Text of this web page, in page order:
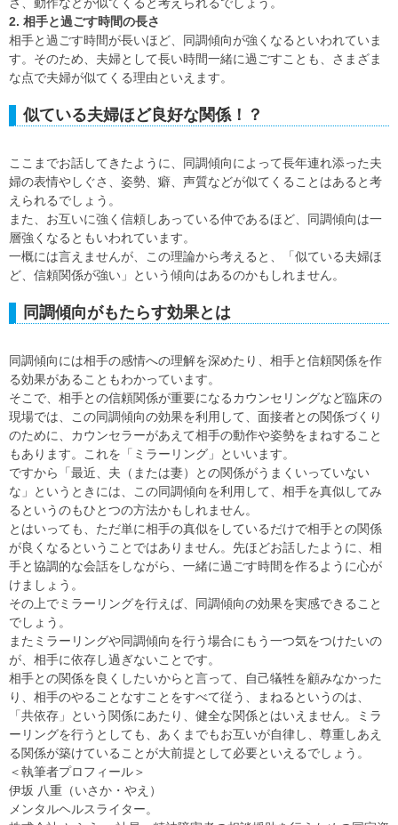
2. 相手と過ごす時間の長さ
相手と過ごす時間が長いほど、同調傾向が強くなるといわれていま
す。そのため、夫婦として長い時間一緒に過ごすことも、さまざま
な点で夫婦が似てくる理由といえます。
似ている夫婦ほど良好な関係！？
ここまでお話してきたように、同調傾向によって長年連れ添った夫
婦の表情やしぐさ、姿勢、癖、声質などが似てくることはあると考
えられるでしょう。
また、お互いに強く信頼しあっている仲であるほど、同調傾向は一
層強くなるともいわれています。
一概には言えませんが、この理論から考えると、「似ている夫婦ほ
ど、信頼関係が強い」という傾向はあるのかもしれません。
同調傾向がもたらす効果とは
同調傾向には相手の感情への理解を深めたり、相手と信頼関係を作
る効果があることもわかっています。
そこで、相手との信頼関係が重要になるカウンセリングなど臨床の
現場では、この同調傾向の効果を利用して、面接者との関係づくり
のために、カウンセラーがあえて相手の動作や姿勢をまねすること
もあります。これを「ミラーリング」といいます。
ですから「最近、夫（または妻）との関係がうまくいっていない
な」というときには、この同調傾向を利用して、相手を真似してみ
るというのもひとつの方法かもしれません。
とはいっても、ただ単に相手の真似をしているだけで相手との関係
が良くなるということではありません。先ほどお話したように、相
手と協調的な会話をしながら、一緒に過ごす時間を作るように心が
けましょう。
その上でミラーリングを行えば、同調傾向の効果を実感できること
でしょう。
またミラーリングや同調傾向を行う場合にもう一つ気をつけたいの
が、相手に依存し過ぎないことです。
相手との関係を良くしたいからと言って、自己犠牲を顧みなかった
り、相手のやることなすことをすべて従う、まねるというのは、
「共依存」という関係にあたり、健全な関係とはいえません。ミラ
ーリングを行うとしても、あくまでもお互いが自律し、尊重しあえ
る関係が築けていることが大前提として必要といえるでしょう。
＜執筆者プロフィール＞
伊坂 八重（いさか・やえ）
メンタルヘルスライター。